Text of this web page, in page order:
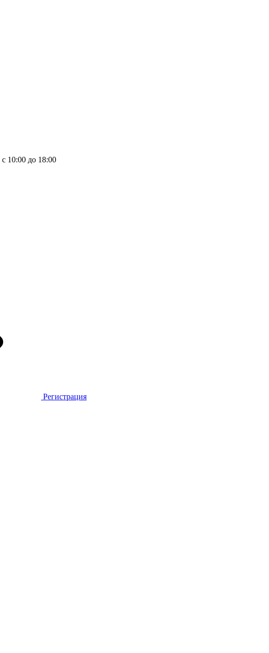
с 10:00 до 18:00
Регистрация